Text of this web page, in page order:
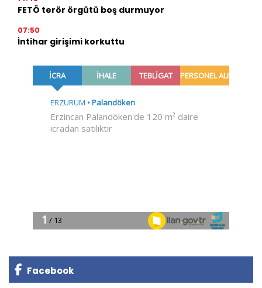
FETÖ terör örgütü boş durmuyor
07:50
İntihar girişimi korkuttu
Facebook